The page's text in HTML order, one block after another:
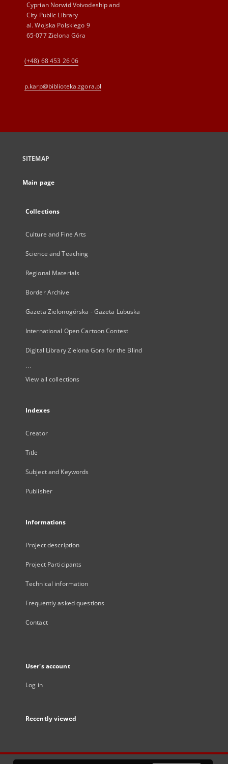
Cyprian Norwid Voivodeship and
City Public Library
al. Wojska Polskiego 9
65-077 Zielona Góra
(+48) 68 453 26 06
p.karp@biblioteka.zgora.pl
SITEMAP
Main page
Collections
Culture and Fine Arts
Science and Teaching
Regional Materials
Border Archive
Gazeta Zielonogórska - Gazeta Lubuska
International Open Cartoon Contest
Digital Library Zielona Gora for the Blind
...
View all collections
Indexes
Creator
Title
Subject and Keywords
Publisher
Informations
Project description
Project Participants
Technical information
Frequently asked questions
Contact
User's account
Log in
Recently viewed